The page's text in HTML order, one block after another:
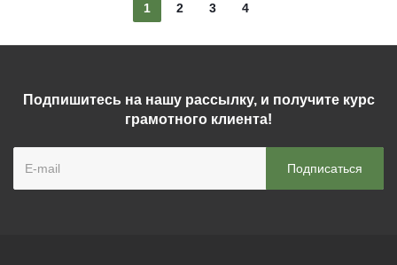
1 2 3 4
Подпишитесь на нашу рассылку, и получите курс
грамотного клиента!